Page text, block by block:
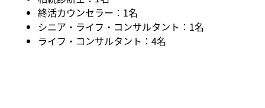
終活カウンセラー：1名
シニア・ライフ・コンサルタント：1名
ライフ・コンサルタント：4名